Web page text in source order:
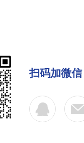
扫码加微信